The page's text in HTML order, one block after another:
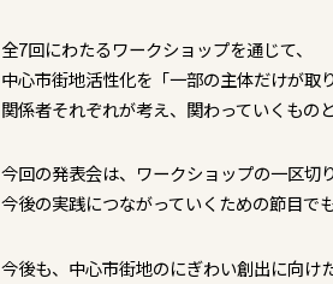
全7回にわたるワークショップを通じて、
中心市街地活性化を「一部の主体だけが取
関係者それぞれが考え、関わっていくもの
今回の発表会は、ワークショップの一区切
今後の実践につながっていくための節目で
今後も、中心市街地のにぎわい創出に向け